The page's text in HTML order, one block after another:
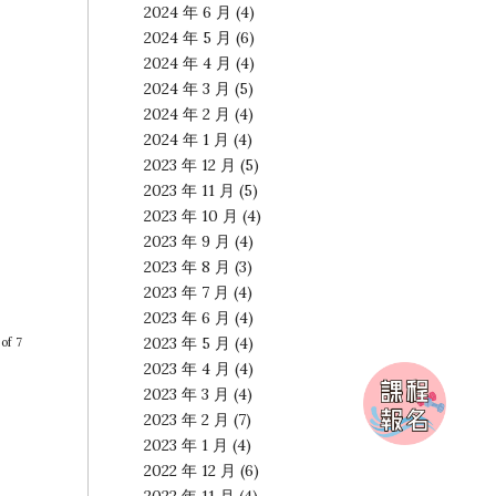
7
2024 年 6 月 (4)
2024 年 5 月 (6)
2024 年 4 月 (4)
2024 年 3 月 (5)
2024 年 2 月 (4)
2024 年 1 月 (4)
2023 年 12 月 (5)
2023 年 11 月 (5)
2023 年 10 月 (4)
2023 年 9 月 (4)
2023 年 8 月 (3)
2023 年 7 月 (4)
2023 年 6 月 (4)
2023 年 5 月 (4)
2023 年 4 月 (4)
2023 年 3 月 (4)
2023 年 2 月 (7)
2023 年 1 月 (4)
2022 年 12 月 (6)